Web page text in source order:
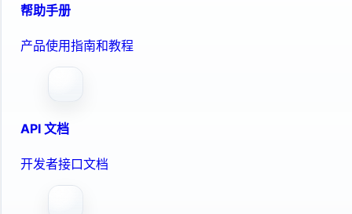
帮助手册
产品使用指南和教程
API 文档
开发者接口文档